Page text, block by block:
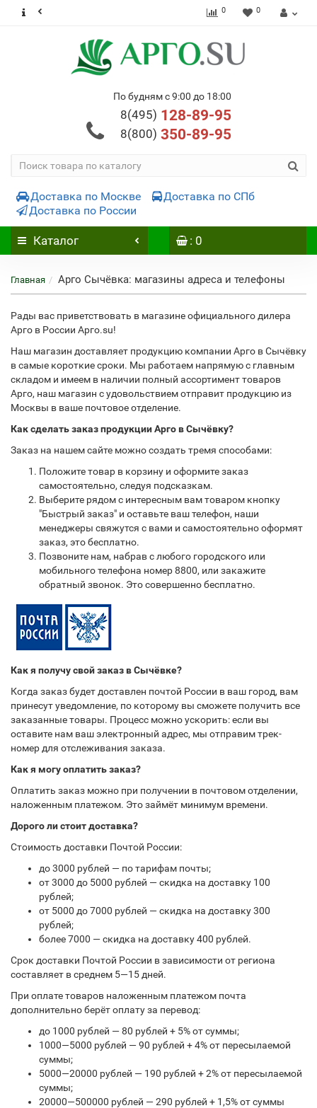
0 0
По будням с 9:00 до 18:00
8(495) 128-89-95
8(800) 350-89-95
Доставка по Москве
Доставка по СПб
Доставка по России
Каталог : 0
Главная Арго Сычёвка: магазины адреса и телефоны
Рады вас приветствовать в магазине официального дилера
Арго в России Арго.su!
Наш магазин доставляет продукцию компании Арго в Сычёвку
в самые короткие сроки. Мы работаем напрямую с главным
складом и имеем в наличии полный ассортимент товаров
Арго, наш магазин с удовольствием отправит продукцию из
Москвы в ваше почтовое отделение.
Как сделать заказ продукции Арго в Сычёвку?
Заказ на нашем сайте можно создать тремя способами:
Положите товар в корзину и оформите заказ
самостоятельно, следуя подсказкам.
Выберите рядом с интересным вам товаром кнопку
"Быстрый заказ" и оставьте ваш телефон, наши
менеджеры свяжутся с вами и самостоятельно оформят
заказ, это бесплатно.
Позвоните нам, набрав с любого городского или
мобильного телефона номер 8800, или закажите
обратный звонок. Это совершенно бесплатно.
Как я получу свой заказ в Сычёвке?
Когда заказ будет доставлен почтой России в ваш город, вам
принесут уведомление, по которому вы сможете получить все
заказанные товары. Процесс можно ускорить: если вы
оставите нам ваш электронный адрес, мы отправим трек-
номер для отслеживания заказа.
Как я могу оплатить заказ?
Оплатить заказ можно при получении в почтовом отделении,
наложенным платежом. Это займёт минимум времени.
Дорого ли стоит доставка?
Стоимость доставки Почтой России:
до 3000 рублей — по тарифам почты;
от 3000 до 5000 рублей — скидка на доставку 100
рублей;
от 5000 до 7000 рублей — скидка на доставку 300
рублей;
более 7000 — скидка на доставку 400 рублей.
Срок доставки Почтой России в зависимости от региона
составляет в среднем 5—15 дней.
При оплате товаров наложенным платежом почта
дополнительно берёт оплату за перевод:
до 1000 рублей — 80 рублей + 5% от суммы;
1000—5000 рублей — 90 рублей + 4% от пересылаемой
суммы;
5000—20000 рублей — 190 рублей + 2% от пересылаемой
суммы;
20000—500000 рублей — 290 рублей + 1,5% от суммы